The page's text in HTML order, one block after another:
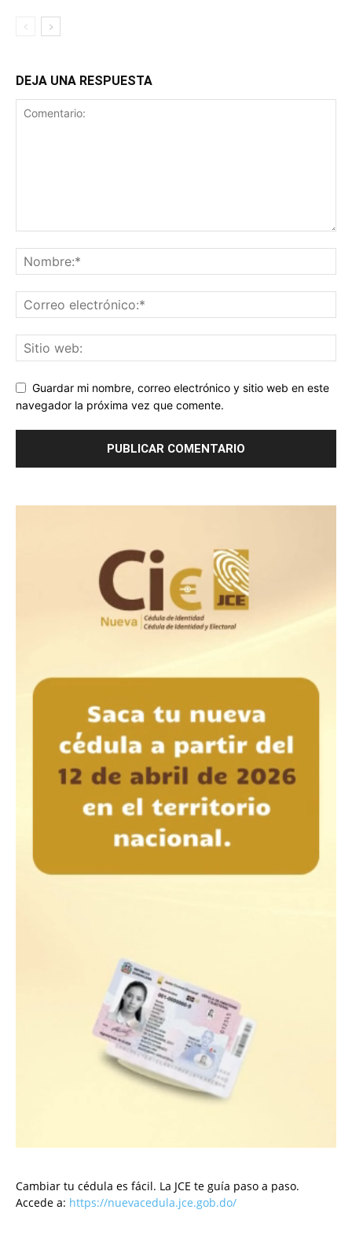
DEJA UNA RESPUESTA
Guardar mi nombre, correo electrónico y sitio web en este
navegador la próxima vez que comente.
Cambiar tu cédula es fácil. La JCE te guía paso a paso.
Accede a: https://nuevacedula.jce.gob.do/